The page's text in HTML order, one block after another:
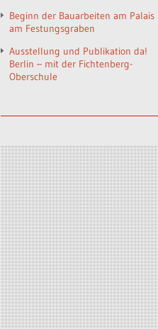
Beginn der Bauarbeiten am Palais
am Festungsgraben
Ausstellung und Publikation da!
Berlin – mit der Fichtenberg-
Oberschule